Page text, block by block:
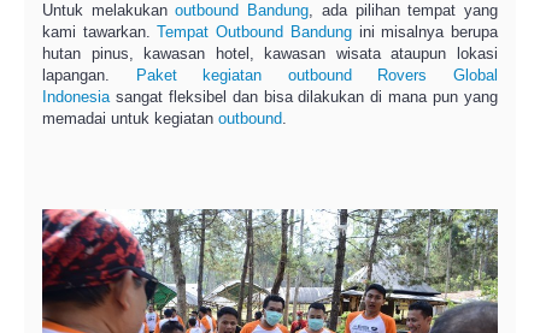
Untuk melakukanoutbound Bandung, ada pilihan tempat yang
kami tawarkan.Tempat Outbound Bandungini misalnya berupa
hutan pinus, kawasan hotel, kawasan wisata ataupun lokasi
lapangan.
Paket kegiatan outbound
Rovers Global
Indonesiasangat fleksibel dan bisa dilakukan di mana pun yang
memadai untuk kegiatan outbound.